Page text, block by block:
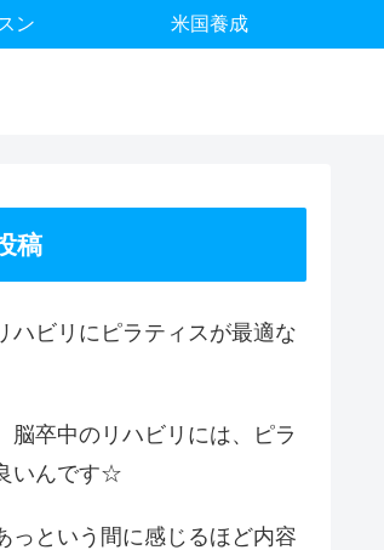
ン 米国養成
稿
ハビリにピラティスが最適な
脳卒中のリハビリには、ピラ
いんです☆
っという間に感じるほど内容